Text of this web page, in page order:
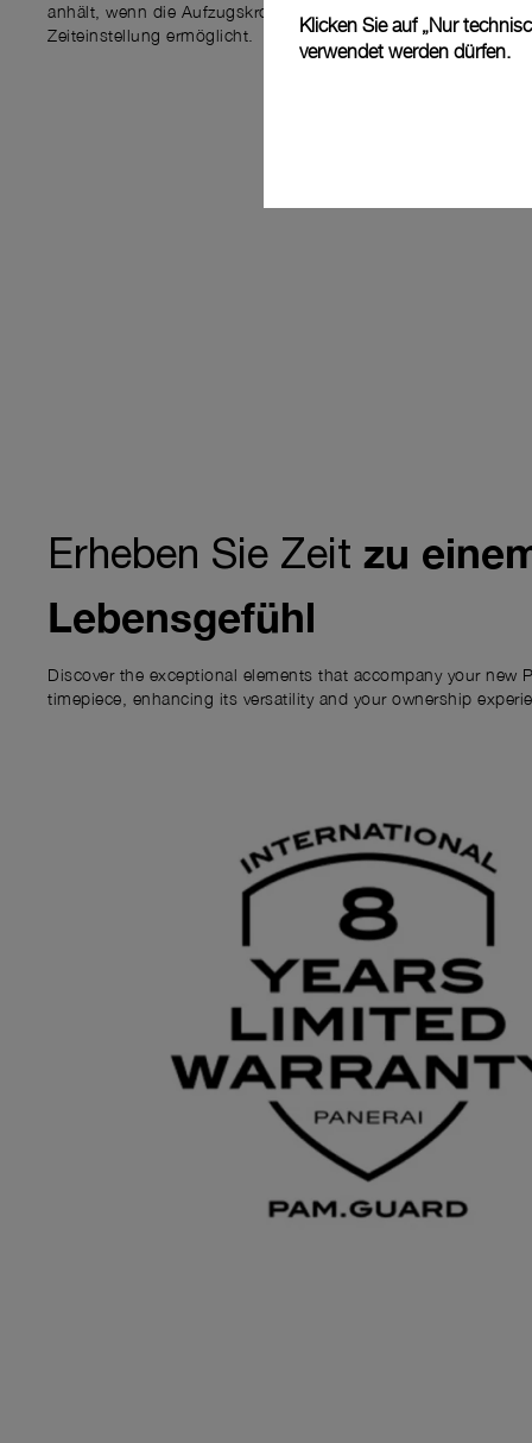
anhält, wenn die Aufzugskrone herausgezogen wird und
Zeiteinstellung ermöglicht.
Erheben Sie Zeit zu
Lebensgefühl
Discover the exceptional elements that accompany your new
timepiece, enhancing its versatility and your ownership
Klicken Sie auf „Nur
verwendet werden dürfen.